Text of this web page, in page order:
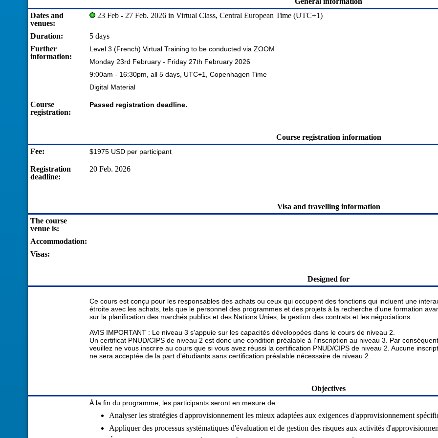
Dates and
venues:
23 Feb - 27 Feb. 2026 in Virtual Class, Central European Time (UTC+1)
Duration:
5 days
Further
information:
Level 3 (French) Virtual Training to be conducted via ZOOM
Monday 23rd February - Friday 27th February 2026
9:00am - 16:30pm, all 5 days, UTC+1, Copenhagen Time
Digital Material
Course
registration:
Passed registration deadline.
Course registration information
Fee:
$1975 USD per participant
Registration
deadline:
20 Feb. 2026
Visa and travelling information
The course
venue is:
Accommodation:
Visas:
Designed for
Ce cours est conçu pour les responsables des achats ou ceux qui occupent des fonctions qui incluent une
étroite avec les achats, tels que le personnel des programmes et des projets à la recherche d'une formation
sur la planification des marchés publics et des Nations Unies, la gestion des contrats et les négociations.
AVIS IMPORTANT : Le niveau 3 s'appuie sur les capacités développées dans le cours de niveau 2.
Un certificat PNUD/CIPS de niveau 2 est donc une condition préalable à l'inscription au niveau 3. Par conséquent,
veuillez ne vous inscrire au cours que si vous avez réussi la certification PNUD/CIPS de niveau 2. Aucune
ne sera acceptée de la part d'étudiants sans certification préalable nécessaire de niveau 2.
Objectives
À la fin du programme, les participants seront en mesure de :
Analyser les stratégies d'approvisionnement les mieux adaptées aux exigences d'approvisionnement
Appliquer des processus systématiques d'évaluation et de gestion des risques aux activités